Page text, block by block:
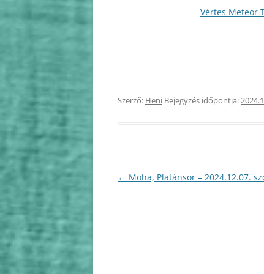
Vértes Meteor
Szerző: Heni Bejegyzés időpontja:
Bejegyzés
← Moha, Platánsor – 2024.12.07.